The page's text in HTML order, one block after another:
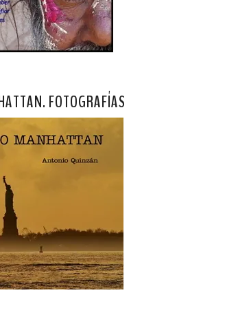
FOTOGRAFÍAS